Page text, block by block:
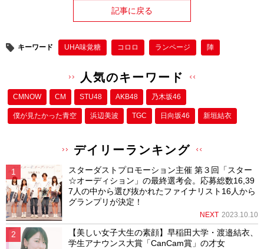
記事に戻る
キーワード UHA味覚糖 コロロ ランページ 陣
人気のキーワード
CMNOW CM STU48 AKB48 乃木坂46
僕が⾒たかった⻘空 浜辺美波 TGC 日向坂46 新垣結衣
デイリーランキング
スターダストプロモーション主催 第３回「スター
☆オーディション」の最終選考会。応募総数16,39
7人の中から選び抜かれたファイナリスト16人から
グランプリが決定！
NEXT 2023.10.10
【美しい女子大生の素顔】早稲田大学・渡邉結衣、
学生アナウンス大賞「CanCam賞」の才女